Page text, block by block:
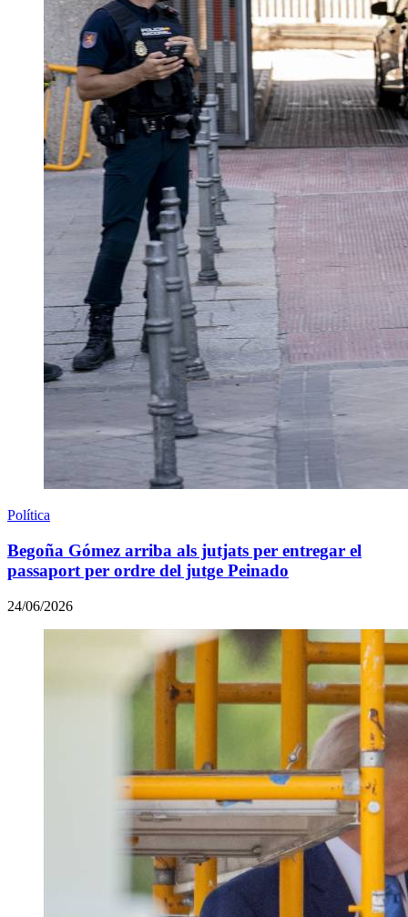
Política
Begoña Gómez arriba als jutjats per entregar el
passaport per ordre del jutge Peinado
24/06/2026